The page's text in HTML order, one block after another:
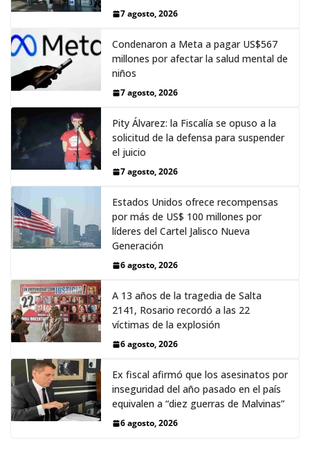
7 agosto, 2026
Condenaron a Meta a pagar US$567
millones por afectar la salud mental de
niños
7 agosto, 2026
Pity Álvarez: la Fiscalía se opuso a la
solicitud de la defensa para suspender
el juicio
7 agosto, 2026
Estados Unidos ofrece recompensas
por más de US$ 100 millones por
líderes del Cartel Jalisco Nueva
Generación
6 agosto, 2026
A 13 años de la tragedia de Salta
2141, Rosario recordó a las 22
víctimas de la explosión
6 agosto, 2026
Ex fiscal afirmó que los asesinatos por
inseguridad del año pasado en el país
equivalen a “diez guerras de Malvinas”
6 agosto, 2026